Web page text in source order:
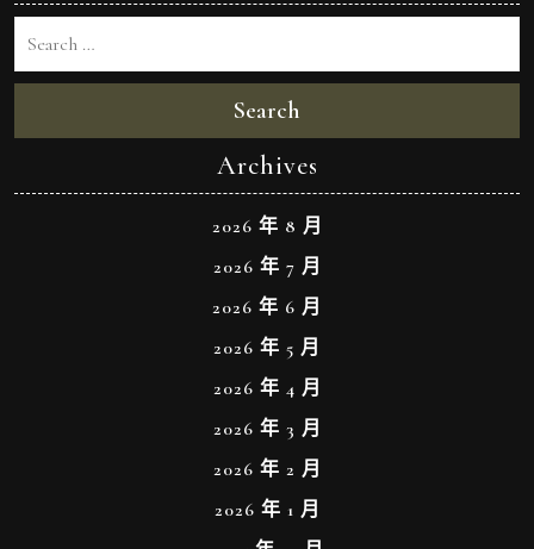
Search
Archives
2026 年 8 月
2026 年 7 月
2026 年 6 月
2026 年 5 月
2026 年 4 月
2026 年 3 月
2026 年 2 月
2026 年 1 月